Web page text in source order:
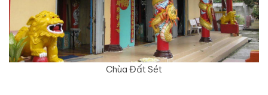
Chùa Đất Sét